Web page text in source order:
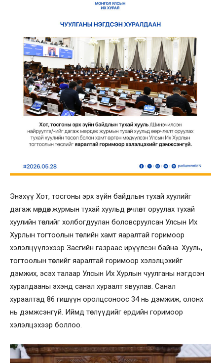
Энэхүү Хот, тосгоны эрх зүйн байдлын тухай хуулийг
дагаж мөрдөх журмын тухай хуульд өөрчлөлт оруулах тухай
хуулийн төслийг холбогдуулан боловсруулсан Улсын Их
Хурлын тогтоолын төслийн хамт яаралтай горимоор
хэлэлцүүлэхээр Засгийн газраас ирүүлсэн байна. Хууль,
тогтоолын төслийг яаралтай горимоор хэлэлцэхийг
дэмжих, эсэх талаар Улсын Их Хурлын чуулганы нэгдсэн
хуралдааны эхэнд санал хураалт явуулав. Санал
хураалтад 86 гишүүн оролцсоноос 34 нь дэмжиж, олонх
нь дэмжсэнгүй. Иймд төслүүдийг ердийн горимоор
хэлэлцэхээр боллоо.